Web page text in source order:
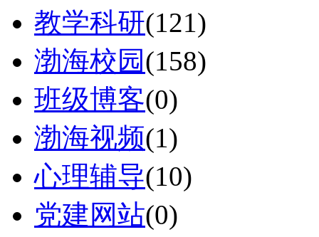
教学科研(121)
渤海校园(158)
班级博客(0)
渤海视频(1)
心理辅导(10)
党建网站(0)